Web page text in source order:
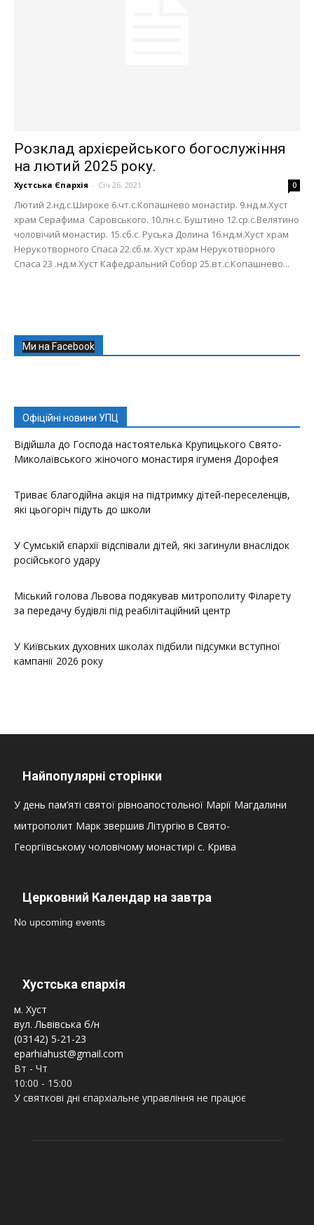
Розклад архієрейського богослужіння
на лютий 2025 року.
Хустська Єпархія - Січ 26, 2021 0
Лютий 2.нд.с.Широке 6.чт.с.Копашнево монастир. 9.нд.м.Хуст
храм Серафима Саровського. 10.пн.с. Буштино 12.ср.с.Велятино
чоловічий монастир. 15.сб.с. Руська Долина 16.нд.м.Хуст храм
Нерукотворного Спаса 22.сб.м. Хуст храм Нерукотворного
Спаса 23 .нд.м.Хуст Кафедральний Собор 25.вт.с.Копашнево...
Ми на Facebook
Офіційні новини УПЦ
Відійшла до Господа настоятелька Крупицького Свято-
Миколаївського жіночого монастиря ігуменя Дорофея
Триває благодійна акція на підтримку дітей-переселенців,
які цьогоріч підуть до школи
У Сумській єпархії відспівали дітей, які загинули внаслідок
російського удару
Міський голова Львова подякував митрополиту Філарету
за передачу будівлі під реабілітаційний центр
У Київських духовних школах підбили підсумки вступної
кампанії 2026 року
Найпопулярні сторінки
У день пам’яті святої рівноапостольної Марії Магдалини
митрополит Марк звершив Літургію в Свято-
Георгіївському чоловічому монастирі с. Крива
Церковний Календар на завтра
No upcoming events
Хустська єпархія
м. Хуст
вул. Львівська б/н
(03142) 5-21-23
eparhiahust@gmail.com
Вт - Чт
10:00 - 15:00
У святкові дні єпархіальне управління не працює